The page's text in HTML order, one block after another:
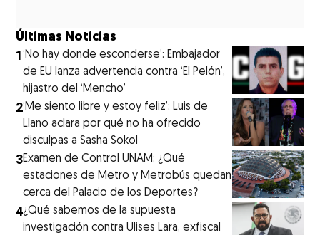
Últimas Noticias
1‘No hay donde esconderse’: Embajador
de EU lanza advertencia contra ‘El Pelón’,
hijastro del ‘Mencho’
2‘Me siento libre y estoy feliz’: Luis de
Llano aclara por qué no ha ofrecido
disculpas a Sasha Sokol
3Examen de Control UNAM: ¿Qué
estaciones de Metro y Metrobús quedan
cerca del Palacio de los Deportes?
4¿Qué sabemos de la supuesta
investigación contra Ulises Lara, exfiscal